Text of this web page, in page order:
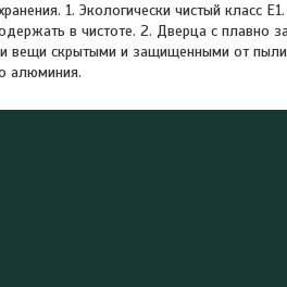
1. Экологически чистый класс
в чистоте. 2. Дверца с плавно
вещи скрытыми и защищенными от
алюминия.